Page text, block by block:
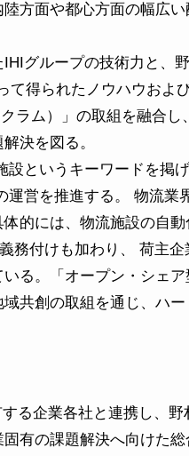
方面や都心方面の幅広
グループの技術力と、
得られたノウハウおよ
ラム）」の取組を融合し
決を図る。
というキーワードを掲げ
営を推進する。 物流業
的には、物流施設の自
務付けも加わり、 荷主
る。「オープン・シェ
共創の取組を通じ、ハ
る企業各社と連携し、
有の課題解決へ向けた